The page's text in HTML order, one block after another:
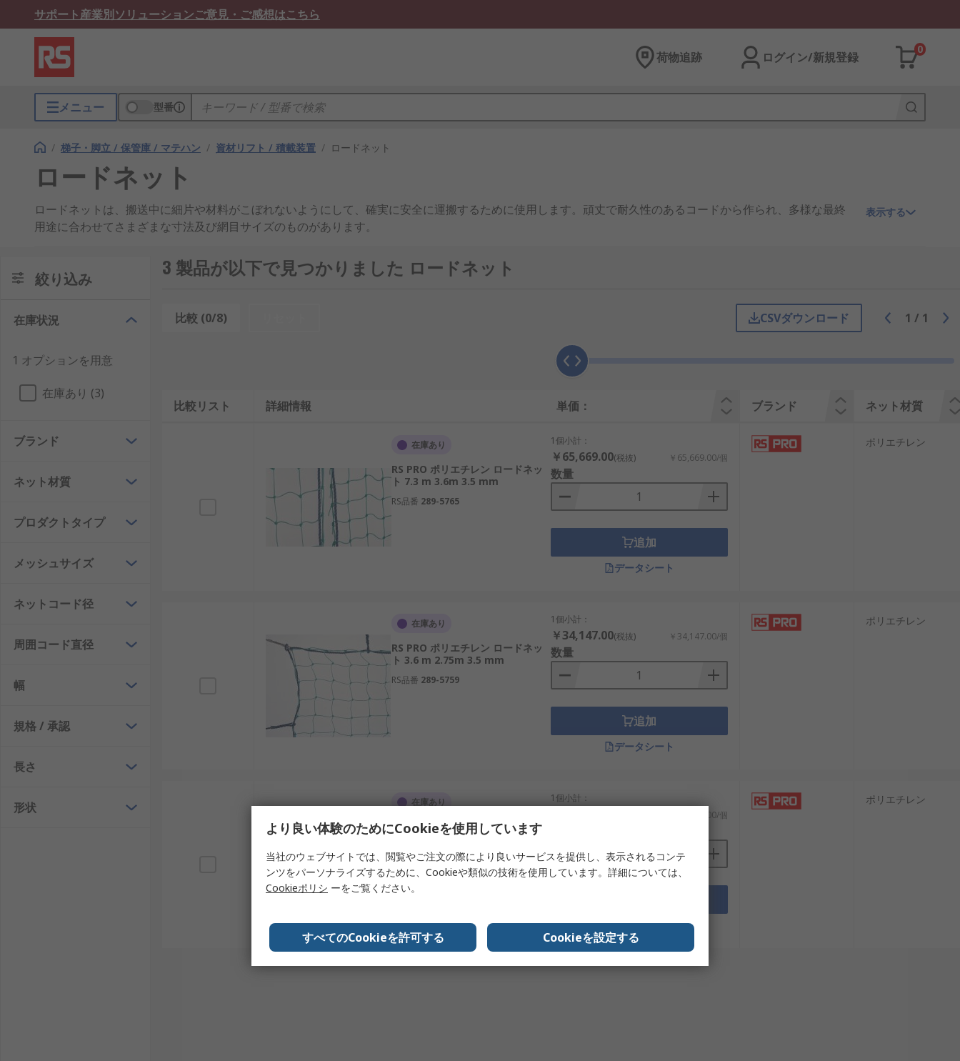
サポート産業別ソリューションご意見・ご感想はこちら
荷物追跡 ログイン/新規登録
0
メニュー 型番
/ 梯子・脚立 / 保管庫 / マテハン / 資材リフト / 積載装置 / ロードネット
ロードネット
ロードネットは、搬送中に細片や材料がこぼれないようにして、確実に安全に運搬するために使用します。頑丈で耐久性のあるコードから作られ、多様な最終
用途に合わせてさまざまな寸法及び網目サイズのものがあります。
ロードネットは何に使用しますか?
ロードネットには、製造、産業、運搬の[安全]("/web/c/safety-security-esd-control-clean-room/" ""/web/c/safety-security-esd-control-clean-room/"")にかか
わる多くの用途があります。搬送中にトラックやその他の車両の積荷を押さえたり、落下する細片から従業員を保護したり、スキップから細片が飛び出さない
ようにしたりするために使用します。すべての車両及びあらゆる種類の原料の積荷に簡単に固定できます。ロードネットはその堅牢なコード構造により、積載
一般的に、ロードネットは直径3.5 mmの編組みポリエチレン(PE)コードから作られ、さまざまな外周サイズのコード及びタイロープがあります。用途に合わせ
表示する
絞り込み
在庫状況
1 オプションを用意
在庫あり (3)
ブランド
ネット材質
プロダクトタイプ
メッシュサイズ
ネットコード径
周囲コード直径
幅
規格 / 承認
長さ
形状
3 製品が以下で見つかりました ロードネット
比較 (0/8) CSVダウンロード 1 / 1
比較リスト 詳細情報 単価： ブランド ネット材質
在庫あり
RS PRO ポリエチレン ロードネッ
ト 7.3 m 3.6m 3.5 mm
RS品番 289-5765
1個小計：
￥65,669.00(税抜) ￥65,669.00/個
数量
追加
データシート
ポリエチレン
在庫あり
RS PRO ポリエチレン ロードネッ
ト 3.6 m 2.75m 3.5 mm
RS品番 289-5759
1個小計：
￥34,147.00(税抜) ￥34,147.00/個
数量
追加
データシート
ポリエチレン
在庫あり
RS PRO ポリエチレン ロードネッ
ト 7.3 m 4m 3.5 mm
RS品番289-5771
1個小計：
￥61,334.00/個
データシート
ポリエチレン
より良い体験のためにCookieを使用しています
当社のウェブサイトでは、閲覧やご注文の際により良いサービスを提供し、表示されるコンテ
ンツをパーソナライズするために、Cookieや類似の技術を使用しています。詳細については、
Cookieポリシ ーをご覧ください。
すべてのCookieを許可する Cookieを設定する